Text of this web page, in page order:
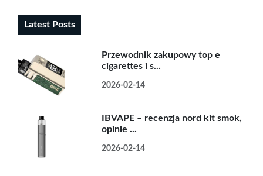
Latest Posts
Przewodnik zakupowy top e
cigarettes i s...
2026-02-14
IBVAPE – recenzja nord kit smok,
opinie ...
2026-02-14